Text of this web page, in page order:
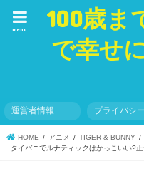
100歳ま
で幸せ
menu
運営者情報 プライバシ
HOME アニメ
TIGER & BUNNY
タイバニでルナティックはかっこいい?